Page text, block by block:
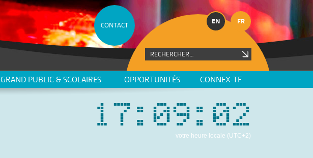
EN FR
CONTACT
GRAND PUBLIC & SCOLAIRES OPPORTUNITÉS CONNEX-TF
17: 09: 03
votre heure locale (UTC+2)